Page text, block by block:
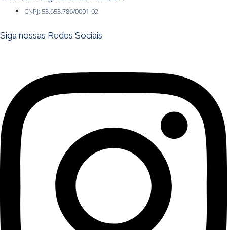
CNPJ: 53.653.786/0001-02
Siga nossas Redes Sociais